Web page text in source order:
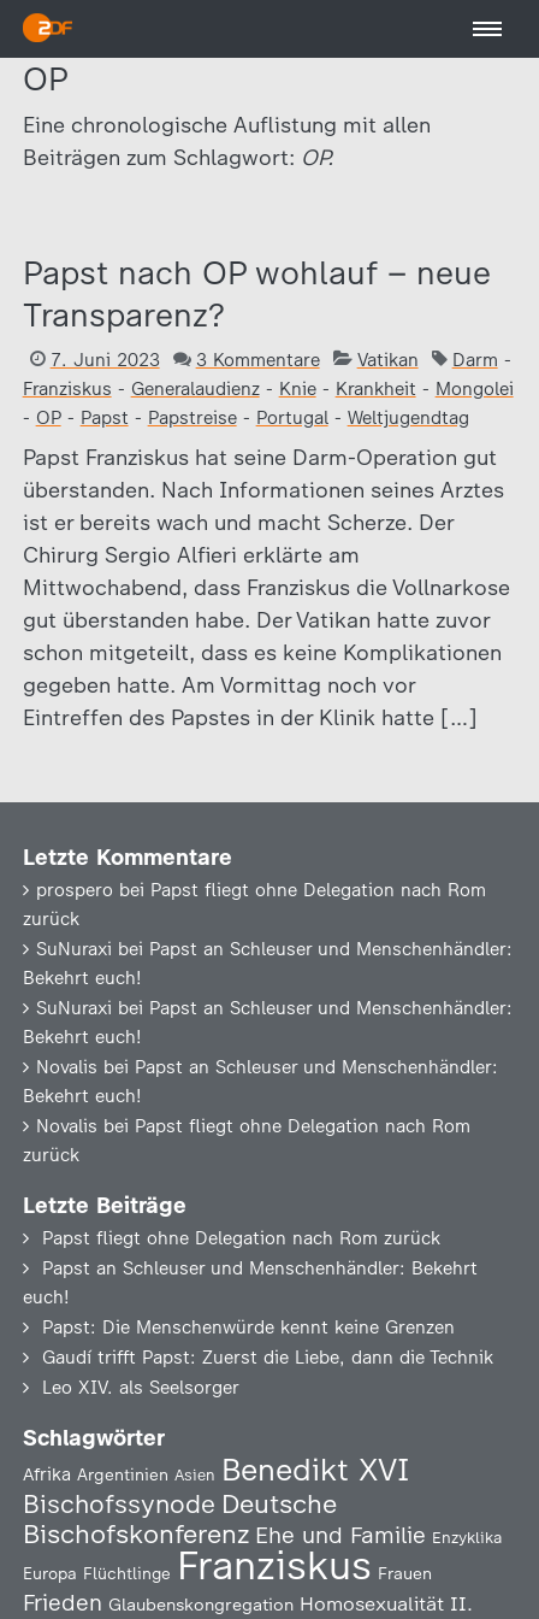
OP
Eine chronologische Auflistung mit allen
Beiträgen zum Schlagwort: OP.
Papst nach OP wohlauf – neue
Transparenz?
7. Juni 2023 3 Kommentare Vatikan Darm -
Franziskus - Generalaudienz- Knie- Krankheit - Mongolei
- OP- Papst - Papstreise- Portugal- Weltjugendtag
Papst Franziskus hat seine Darm-Operation gut
überstanden. Nach Informationen seines Arztes
ist er bereits wach und macht Scherze. Der
Chirurg Sergio Alfieri erklärte am
Mittwochabend, dass Franziskus die Vollnarkose
gut überstanden habe. Der Vatikan hatte zuvor
schon mitgeteilt, dass es keine Komplikationen
gegeben hatte. Am Vormittag noch vor
Eintreffen des Papstes in der Klinik hatte […]
Letzte Kommentare
prospero bei Papst fliegt ohne Delegation nach Rom
zurück
SuNuraxi bei Papst an Schleuser und Menschenhändler:
Bekehrt euch!
SuNuraxi bei Papst an Schleuser und Menschenhändler:
Bekehrt euch!
Novalis bei Papst an Schleuser und Menschenhändler:
Bekehrt euch!
Novalis bei Papst fliegt ohne Delegation nach Rom
zurück
Letzte Beiträge
Papst fliegt ohne Delegation nach Rom zurück
Papst an Schleuser und Menschenhändler: Bekehrt
euch!
Papst: Die Menschenwürde kennt keine Grenzen
Gaudí trifft Papst: Zuerst die Liebe, dann die Technik
Leo XIV. als Seelsorger
Schlagwörter
Afrika Argentinien Asien Benedikt XVI
Bischofssynode Deutsche
Bischofskonferenz Ehe und Familie Enzyklika
Europa Flüchtlinge Franziskus Frauen
Frieden Glaubenskongregation Homosexualität II.